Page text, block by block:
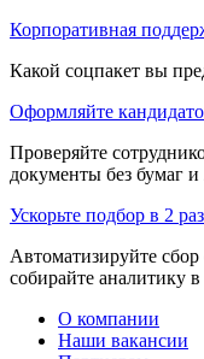
Корпоративная
Какой соцпакет вы
Оформляйте
Проверяйте
документы без бумаг
Ускорьте подбор в 2
Автоматизируйте сбор
собирайте аналитику
О компании
Наши вакансии